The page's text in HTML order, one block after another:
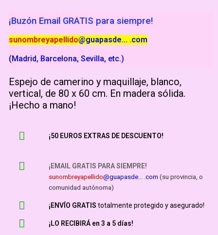
¡Buzón Email GRATIS para siempre!
sunombreyapellido@guapasde… .com
(Madrid, Barcelona, Sevilla, etc.)
Espejo de camerino y maquillaje, blanco,
vertical, de 80 x 60 cm. En madera sólida.
¡Hecho a mano!
¡50 EUROS EXTRAS DE DESCUENTO!
¡EMAIL GRATIS PARA SIEMPRE!
sunombreyapellido@guapasde… .com (su provincia, o
comunidad autónoma)
¡ENVÍO GRATIS totalmente protegido y asegurado!
¡LO RECIBIRÁ en 3 a 5 días!